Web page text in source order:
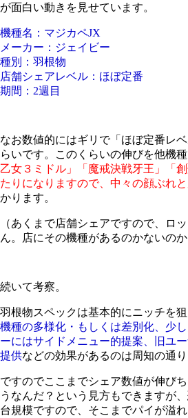
が面白い動きを見せています。
機種名：マジカペJX
メーカー：ジェイビー
種別：羽根物
店舗シェアレベル：ほぼ定番
期間：2週目
なお数値的にはギリで「ほぼ定番レ
らいです。このくらいの伸びを他機
乙女３ミドル」「魔戒決戦牙王」「
たりになりますので、中々の顔ぶれ
かります。
（あくまで店舗シェアですので、ロ
ん。店にその機種があるのかないの
続いて考察。
羽根物スペックは基本的にニッチを狙
機種の多様化・もしくは差別化、少
ーにはサイドメニュー的提案、旧ユ
提供などの効果があるのは周知の通り
ですのでここまでシェア数値が伸び
うなんだ？という見方もできますが
台規模ですので、そこまでパイが溢